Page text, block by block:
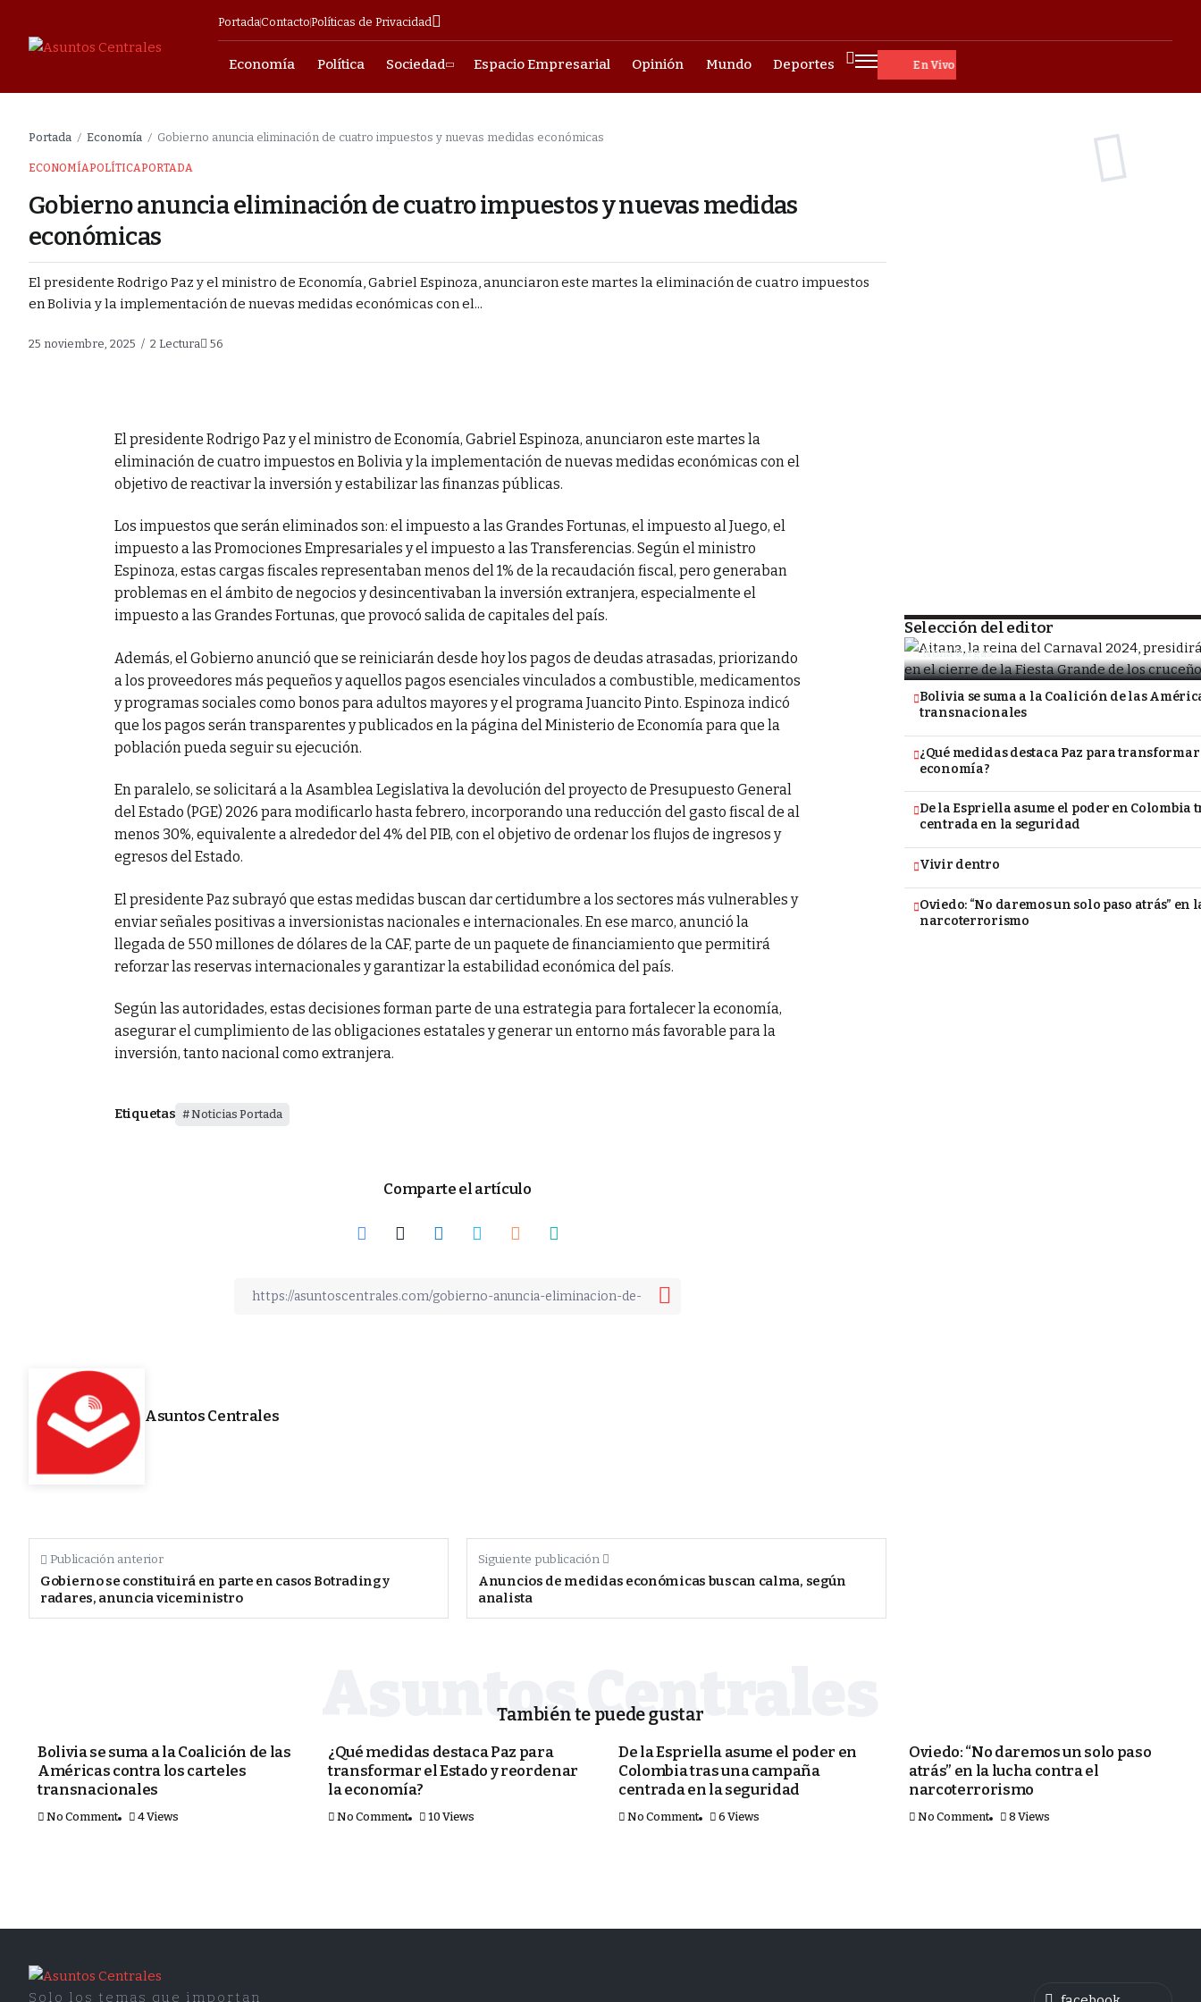
PortadaContactoPolíticas de Privacidad
Economía Política Sociedad Espacio Empresarial Opinión Mundo Deportes
y fortalecer a
contra los
Estado y
una
En Vivo
Portada / Economía / Gobierno anuncia eliminación de cuatro impuestos y nuevas medidas económicas
ECONOMÍAPOLÍTICAPORTADA
Gobierno anuncia eliminación de cuatro impuestos y nuevas medidas
económicas
El presidente Rodrigo Paz y el ministro de Economía, Gabriel Espinoza, anunciaron este martes la eliminación de cuatro impuestos
en Bolivia y la implementación de nuevas medidas económicas con el...
25 noviembre, 2025 2 Lectura 56
El presidente Rodrigo Paz y el ministro de Economía, Gabriel Espinoza, anunciaron este martes la
eliminación de cuatro impuestos en Bolivia y la implementación de nuevas medidas económicas con el
objetivo de reactivar la inversión y estabilizar las finanzas públicas.
Los impuestos que serán eliminados son: el impuesto a las Grandes Fortunas, el impuesto al Juego, el
impuesto a las Promociones Empresariales y el impuesto a las Transferencias. Según el ministro
Espinoza, estas cargas fiscales representaban menos del 1% de la recaudación fiscal, pero generaban
problemas en el ámbito de negocios y desincentivaban la inversión extranjera, especialmente el
impuesto a las Grandes Fortunas, que provocó salida de capitales del país.
Además, el Gobierno anunció que se reiniciarán desde hoy los pagos de deudas atrasadas, priorizando
a los proveedores más pequeños y aquellos pagos esenciales vinculados a combustible, medicamentos
y programas sociales como bonos para adultos mayores y el programa Juancito Pinto. Espinoza indicó
que los pagos serán transparentes y publicados en la página del Ministerio de Economía para que la
población pueda seguir su ejecución.
En paralelo, se solicitará a la Asamblea Legislativa la devolución del proyecto de Presupuesto General
del Estado (PGE) 2026 para modificarlo hasta febrero, incorporando una reducción del gasto fiscal de al
menos 30%, equivalente a alrededor del 4% del PIB, con el objetivo de ordenar los flujos de ingresos y
egresos del Estado.
El presidente Paz subrayó que estas medidas buscan dar certidumbre a los sectores más vulnerables y
enviar señales positivas a inversionistas nacionales e internacionales. En ese marco, anunció la
llegada de 550 millones de dólares de la CAF, parte de un paquete de financiamiento que permitirá
reforzar las reservas internacionales y garantizar la estabilidad económica del país.
Según las autoridades, estas decisiones forman parte de una estrategia para fortalecer la economía,
asegurar el cumplimiento de las obligaciones estatales y generar un entorno más favorable para la
inversión, tanto nacional como extranjera.
Etiquetas Noticias Portada
Comparte el artículo
Asuntos Centrales
Publicación anterior
Gobierno se constituirá en parte en casos Botrading y
radares, anuncia viceministro
Siguiente publicación
Anuncios de medidas económicas buscan calma, según
analista
Selección del editor
tradicional Carnavalito
Nona Vargas
Bolivia se suma a la Coalición de las
transnacionales
¿Qué medidas destaca Paz para
economía?
De la Espriella asume el poder en Colombia
centrada en la seguridad
Vivir dentro
Oviedo: “No daremos un solo paso atrás”
narcoterrorismo
También te puede gustar
Bolivia se suma a la Coalición de las
Américas contra los carteles
transnacionales
No Comment 4 Views
¿Qué medidas destaca Paz para
transformar el Estado y reordenar
la economía?
No Comment 10 Views
MUNDO
De la Espriella asume el poder en
Colombia tras una campaña
centrada en la seguridad
No Comment 6 Views
Oviedo: “No daremos un solo paso
atrás” en la lucha contra el
narcoterrorismo
No Comment 8 Views
Solo los temas que importan